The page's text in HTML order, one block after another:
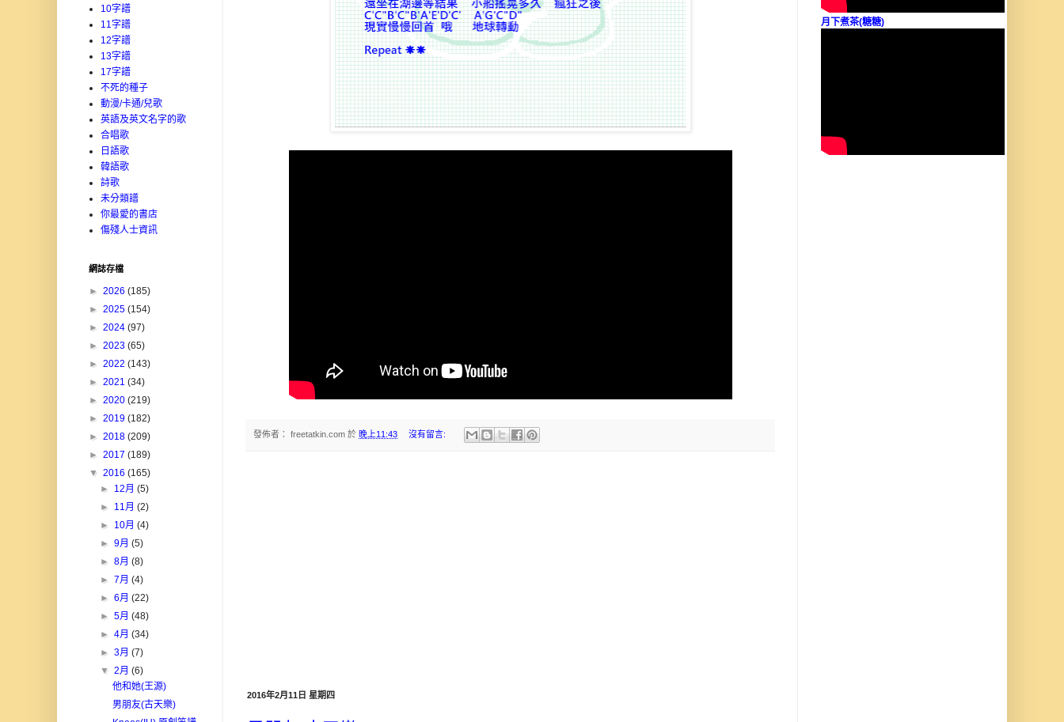
發佈者： freetatkin.com 於 晚上11:43 沒有留言:
2016年2月11日 星期四
10字譜
11字譜
12字譜
13字譜
17字譜
不死的種子
動漫/卡通/兒歌
英語及英文名字的歌
合唱歌
日語歌
韓語歌
詩歌
未分類譜
你最愛的書店
傷殘人士資訊
網誌存檔
► 2026 (185)
► 2025 (154)
► 2024 (97)
► 2023 (65)
► 2022 (143)
► 2021 (34)
► 2020 (219)
► 2019 (182)
► 2018 (209)
► 2017 (189)
▼ 2016 (165)
► 12月(5)
► 11月(2)
► 10月(4)
►9月(5)
►8月(8)
►7月(4)
►6月(22)
►5月(48)
►4月(34)
►3月(7)
▼2月(6)
他和她(王源)
男朋友(古天樂)
月下煮茶(糖糖)